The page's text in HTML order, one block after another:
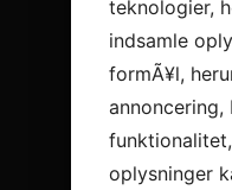
teknologier,
indsamle
formÃ¥l,
annoncering,
oplysninger